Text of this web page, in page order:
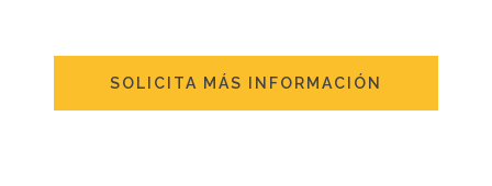
SOLICITA MÁS INFORMACIÓN